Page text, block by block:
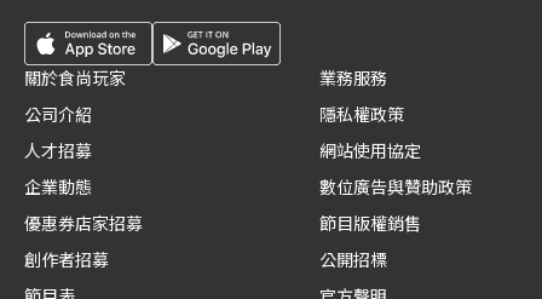
關於食尚玩家
公司介紹
人才招募
企業動態
優惠券店家招募
創作者招募
業務服務
隱私權政策
網站使用協定
數位廣告與贊助政策
節目版權銷售
公開招標